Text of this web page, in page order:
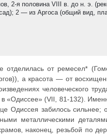
2-я половина VIII в. до н. э.
2 — из Аргоса (общий вид,
отделилась от ремесел*
а красота — от
человеческого
«Одиссее» (VII, 81-132).
Одиссея забилось сильнее;
металлическими
наконец, резьбой по